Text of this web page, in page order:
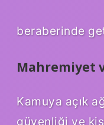
beraberinde
Mahremiyet
Kamuya açık
güvenliği ve